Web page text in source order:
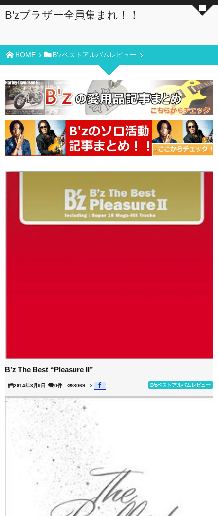
B'zブラザー全員集まれ！！
HOME B'zベストアルバムレビュー
B’z The Best “Pleasure II”
2014年3月9日 B'zベストアルバムレビュー
0件 8069 >